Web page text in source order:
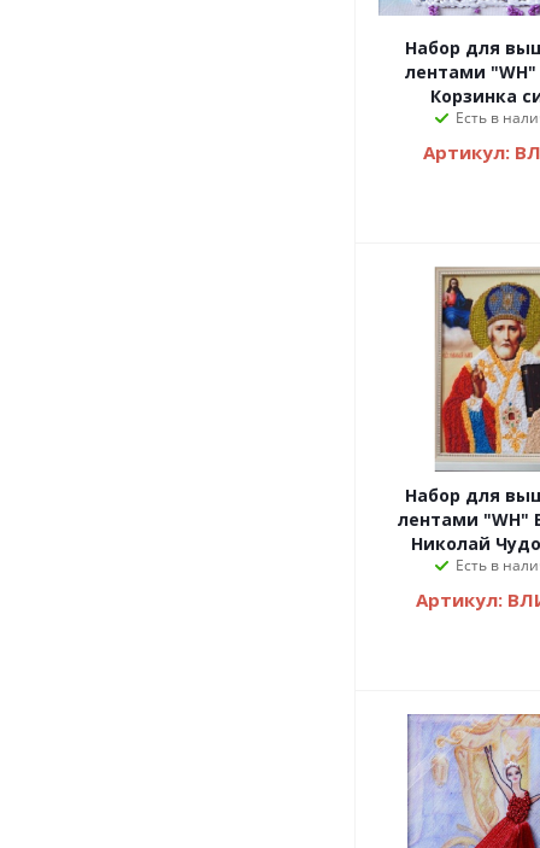
Набор для
лентами "WH"
Корзинка
Есть в
Артикул:
Набор для
лентами "WH"
Николай
Есть в
Артикул: